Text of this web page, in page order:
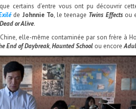
que certains d’entre vous ont pu découvrir
de Johnnie To, le teenage Twins Effectsou
Dead or Alive.
elle-même contaminée par son frère à
End of Daybreak,Haunted Schoolou encore